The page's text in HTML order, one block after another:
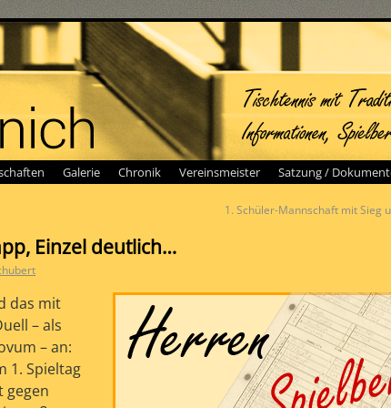
Galerie Chronik Vereinsmeister Satzung /
1. Schüler-Mannschaft mit Sieg
Einzel deutlich…
das mit
– als
– an:
1. Spieltag
gegen